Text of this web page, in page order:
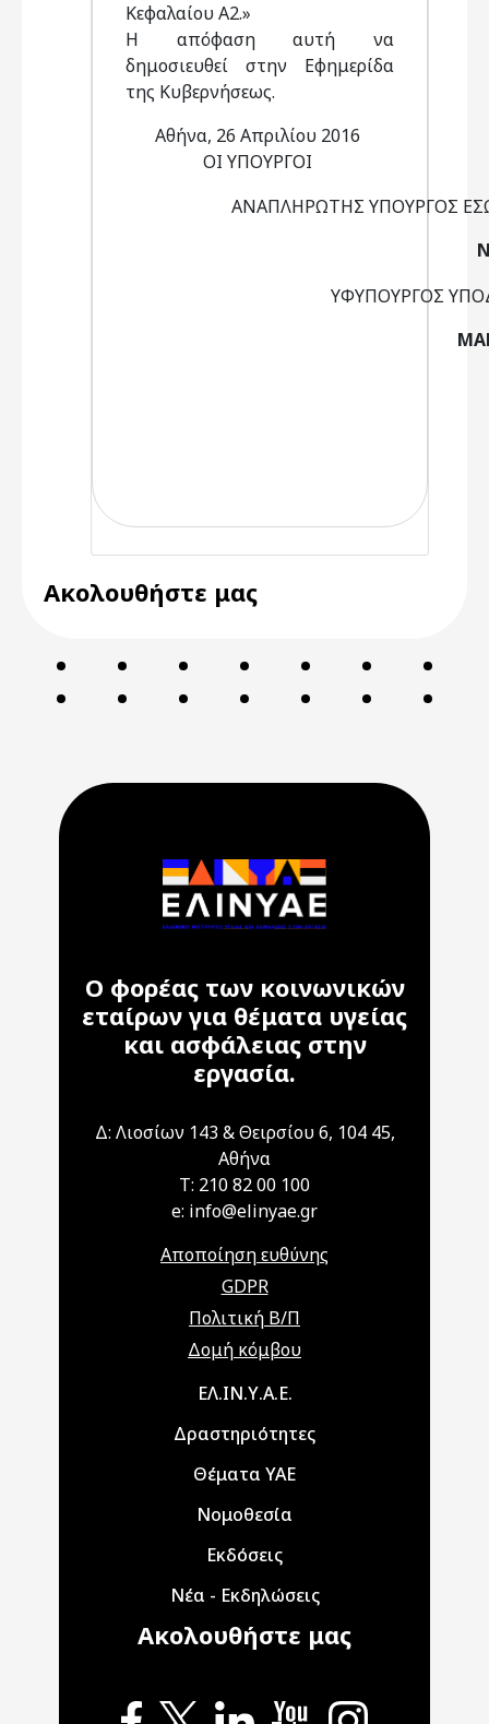
Κεφαλαίου Α2.»
Η απόφαση αυτή να
δημοσιευθεί στην Εφημερίδα
της Κυβερνήσεως.
Αθήνα, 26 Απριλίου 2016
ΟΙ ΥΠΟΥΡΓΟΙ
ΑΝΑΠΛΗΡΩΤΗΣ ΥΠΟΥΡΓΟΣ
ΥΦΥΠΟΥΡΓΟΣ
Ακολουθήστε μας
Ο φορέας των κοινωνικών
εταίρων για θέματα υγείας
και ασφάλειας στην
εργασία.
Δ: Λιοσίων 143 & Θειρσίου 6, 104 45,
Αθήνα
T: 210 82 00 100
e: info@elinyae.gr
Αποποίηση ευθύνης
GDPR
Πολιτική Β/Π
Δομή κόμβου
Main navigationΕΛ.ΙΝ.Υ.Α.Ε.
Δραστηριότητες
Θέματα ΥΑΕ
Νομοθεσία
Εκδόσεις
Νέα - Εκδηλώσεις
Ακολουθήστε μας